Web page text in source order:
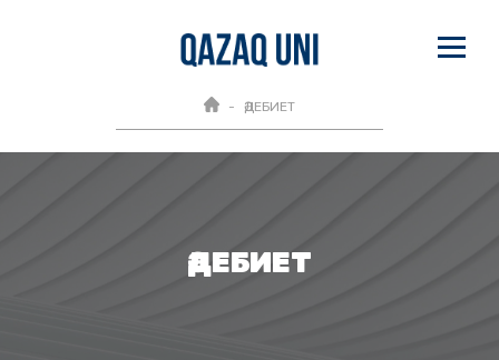
ӘДЕБИЕТ
ӘДЕБИЕТ